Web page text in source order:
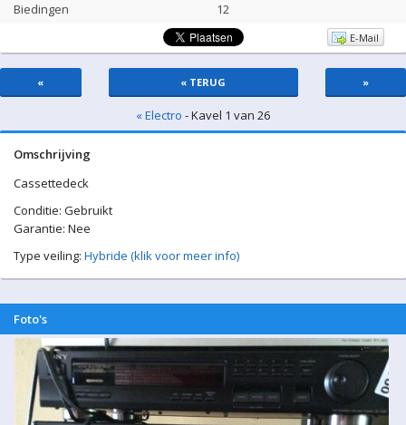
Biedingen
12
E-Mail
« « TERUG »
« Electro - Kavel 1 van 26
Omschrijving
Cassettedeck
Conditie: Gebruikt
Garantie: Nee
Type veiling: Hybride (klik voor meer info)
Foto's